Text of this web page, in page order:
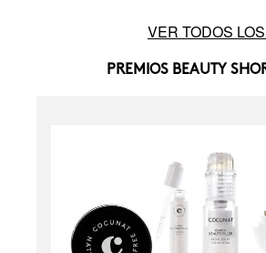
VER TODOS
PREMIOS BEAUTY